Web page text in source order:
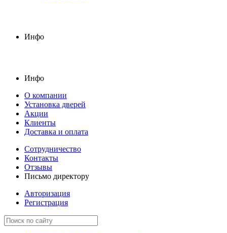
Инфо
Инфо
О компании
Установка дверей
Акции
Клиенты
Доставка и оплата
Сотрудничество
Контакты
Отзывы
Письмо директору
Авторизация
Регистрация